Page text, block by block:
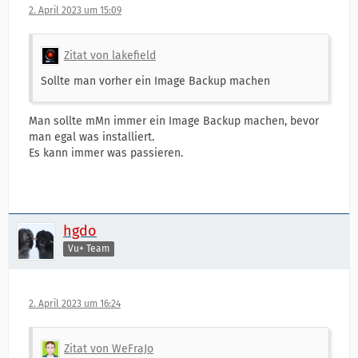
2. April 2023 um 15:09
Zitat von lakefield
Sollte man vorher ein Image Backup machen
Man sollte mMn immer ein Image Backup machen, bevor
man egal was installiert.
Es kann immer was passieren.
hgdo
Vu+ Team
2. April 2023 um 16:24
Zitat von WeFraJo